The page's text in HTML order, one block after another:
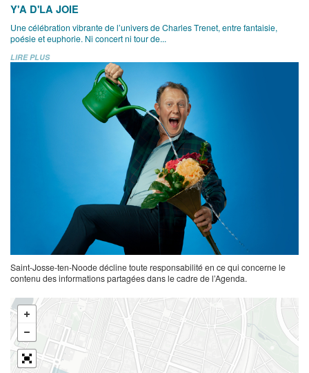
Y'A D'LA JOIE
Une célébration vibrante de l’univers de Charles Trenet, entre fantaisie,
poésie et euphorie. Ni concert ni tour de...
LIRE PLUS
Saint-Josse-ten-Noode décline toute responsabilité en ce qui concerne le
contenu des informations partagées dans le cadre de l’Agenda.